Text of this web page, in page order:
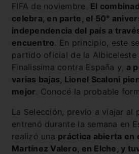
FIFA de noviembre. El
celebra, en parte, el 50°
independencia del país a
encuentro. En principio, este
partido oficial de la Albiceleste
Finalissima contra España y, a
varias bajas, Lionel Scaloni
mejor. Conocé la probable
La Selección, previo a viajar al
entrenó durante la semana en
realizó una práctica abierta en
Martínez Valero, en Elche, y